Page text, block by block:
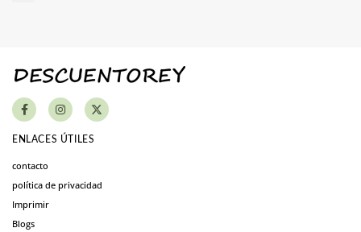
ENLACES ÚTILES
contacto
política de privacidad
Imprimir
Blogs